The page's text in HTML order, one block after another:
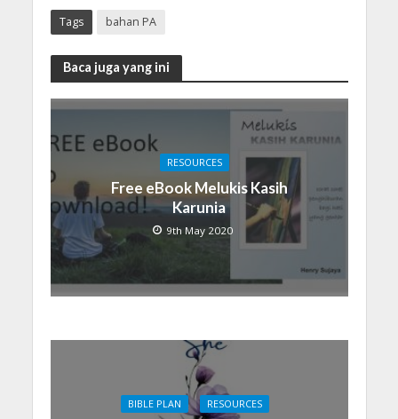
Tags bahan PA
Baca juga yang ini
RESOURCES
Free eBook Melukis Kasih
Karunia
9th May 2020
BIBLE PLAN RESOURCES